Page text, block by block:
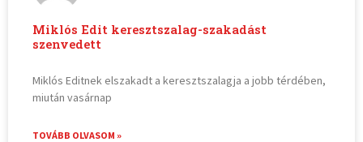
Miklós Edit keresztszalag-szakadást
szenvedett
Miklós Editnek elszakadt a keresztszalagja a jobb térdében,
miután vasárnap
TOVÁBB OLVASOM »